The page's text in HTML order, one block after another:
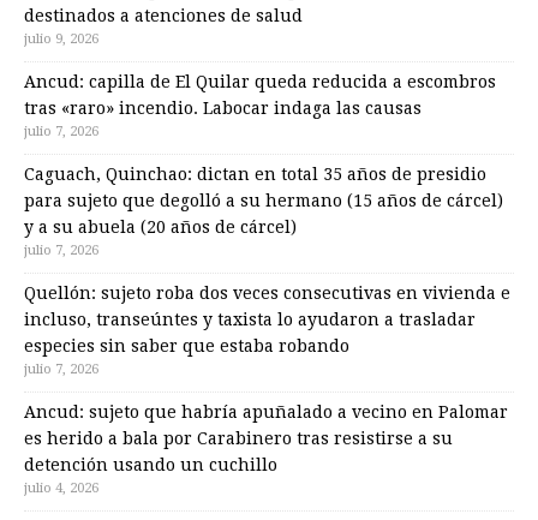
destinados a atenciones de salud
julio 9, 2026
Ancud: capilla de El Quilar queda reducida a escombros
tras «raro» incendio. Labocar indaga las causas
julio 7, 2026
Caguach, Quinchao: dictan en total 35 años de presidio
para sujeto que degolló a su hermano (15 años de cárcel)
y a su abuela (20 años de cárcel)
julio 7, 2026
Quellón: sujeto roba dos veces consecutivas en vivienda e
incluso, transeúntes y taxista lo ayudaron a trasladar
especies sin saber que estaba robando
julio 7, 2026
Ancud: sujeto que habría apuñalado a vecino en Palomar
es herido a bala por Carabinero tras resistirse a su
detención usando un cuchillo
julio 4, 2026